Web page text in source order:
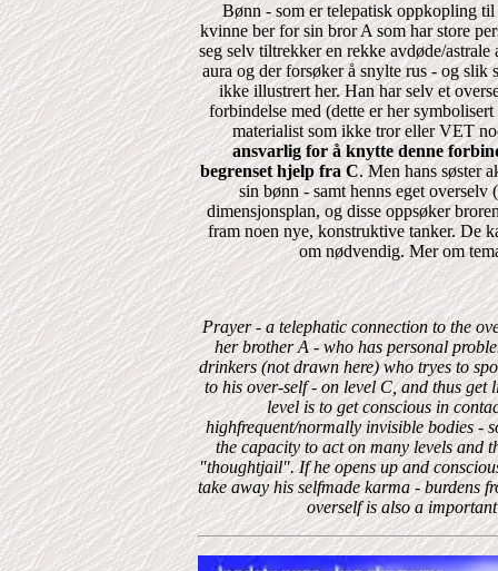
Bønn - som er telepatisk oppkopling
kvinne ber for sin bror A som har store
seg selv tiltrekker en rekke avdøde/
aura og der forsøker å snylte rus - og
ikke illustrert her. Han har selv et
forbindelse med (dette er her
materialist som ikke tror eller VET
ansvarlig for å knytte denne
begrenset hjelp fra C. Men hans søster
sin bønn - samt henns eget
dimensjonsplan, og disse oppsøker
fram noen nye, konstruktive tanker. De
om nødvendig. Mer om
Prayer- a telephatic connection to the
her brother A - who has personal
drinkers (not drawn here) who tryes to
to his over-self - on level C, and thus
level is to get conscious in
highfrequent/normally invisible bodies -
the capacity to act on many levels and
"thoughtjail". If he opens up and
take away his selfmade karma - burdens
overself is also a